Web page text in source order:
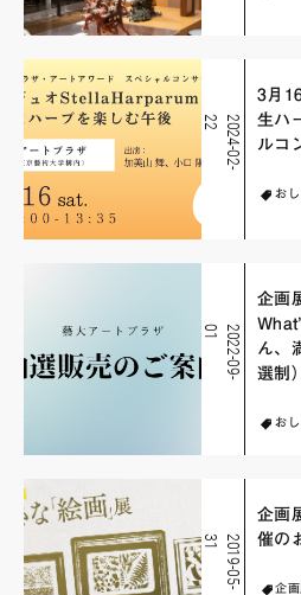
2
0
2
4
-
0
2
-
2
2
3月
生ハ
ルコ
お
2
0
2
2
-
0
9
-
0
1
企画
ん、
選制
お
2
0
1
9
-
0
5
-
3
1
企画
催の
企画